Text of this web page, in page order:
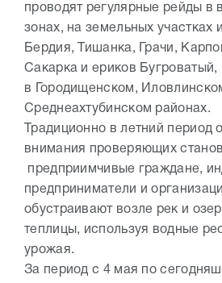
проводят регулярные рейды в
зонах, на земельных участках
Бердия, Тишанка, Грачи,
Сакарка и ериков
в Городищенском,
Среднеахтубинском районах.
Традиционно в летний период
внимания проверяющих
предприимчивые граждане,
предприниматели и
обустраивают возле рек и
теплицы, используя водные
урожая.
За период с 4 мая по